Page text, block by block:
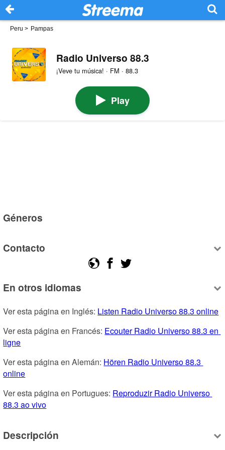
Peru > Pampas
Radio Universo 88.3
¡Veve tu música! · FM · 88.3
Play
Géneros
Contacto
En otros idiomas
Ver esta página en Inglés: Listen Radio Universo 88.3 online
Ver esta página en Francés: Ecouter Radio Universo 88.3 en
ligne
Ver esta página en Alemán: Hören Radio Universo 88.3
online
Ver esta página en Portugues: Reproduzir Radio Universo
88.3 ao vivo
Descripción